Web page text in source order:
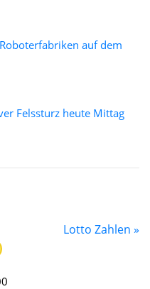
auf dem
Felssturz heute Mittag
Lotto Zahlen »